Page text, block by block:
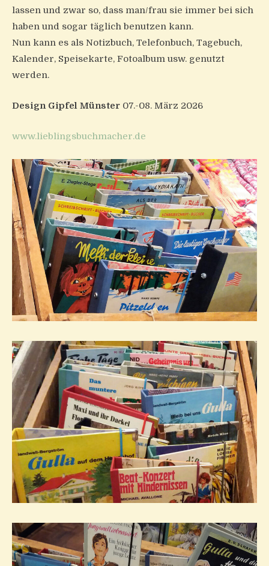
lassen und zwar so, dass man/frau sie immer bei sich
haben und sogar täglich benutzen kann.
Nun kann es als Notizbuch, Telefonbuch, Tagebuch,
Kalender, Speisekarte, Fotoalbum usw. genutzt
werden.
Design Gipfel Münster 07.-08. März 2026
www.lieblingsbuchmacher.de